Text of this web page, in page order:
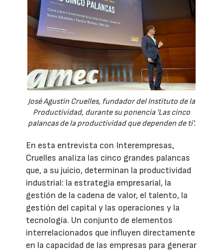
José Agustín Cruelles, fundador del Instituto de la
Productividad, durante su ponencia 'Las cinco
palancas de la productividad que dependen de ti'.
En esta entrevista con Interempresas,
Cruelles analiza las cinco grandes palancas
que, a su juicio, determinan la productividad
industrial: la estrategia empresarial, la
gestión de la cadena de valor, el talento, la
gestión del capital y las operaciones y la
tecnología. Un conjunto de elementos
interrelacionados que influyen directamente
en la capacidad de las empresas para generar